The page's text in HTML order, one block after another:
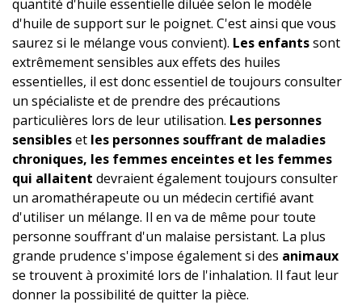
quantité d'huile essentielle diluée selon le modèle
d'huile de support sur le poignet. C'est ainsi que vous
saurez si le mélange vous convient). Les enfantssont
extrêmement sensibles aux effets des huiles
essentielles, il est donc essentiel de toujours consulter
un spécialiste et de prendre des précautions
particulières lors de leur utilisation. Les personnes
sensibleset les personnes souffrant de maladies
chroniques, les femmes enceintes et les femmes
qui allaitent devraient également toujours consulter
un aromathérapeute ou un médecin certifié avant
d'utiliser un mélange. Il en va de même pour toute
personne souffrant d'un malaise persistant. La plus
grande prudence s'impose également si des animaux
se trouvent à proximité lors de l'inhalation. Il faut leur
donner la possibilité de quitter la pièce.